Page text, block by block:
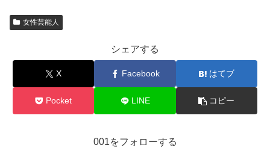
女性芸能人
シェアする
X Facebook はてブ
Pocket LINE コピー
001をフォローする